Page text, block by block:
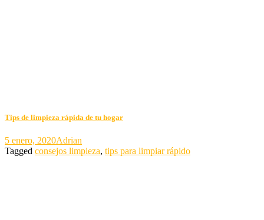
Tips de limpieza rápida de tu hogar
5 enero, 2020Adrian
Tagged consejos limpieza, tips para limpiar rápido